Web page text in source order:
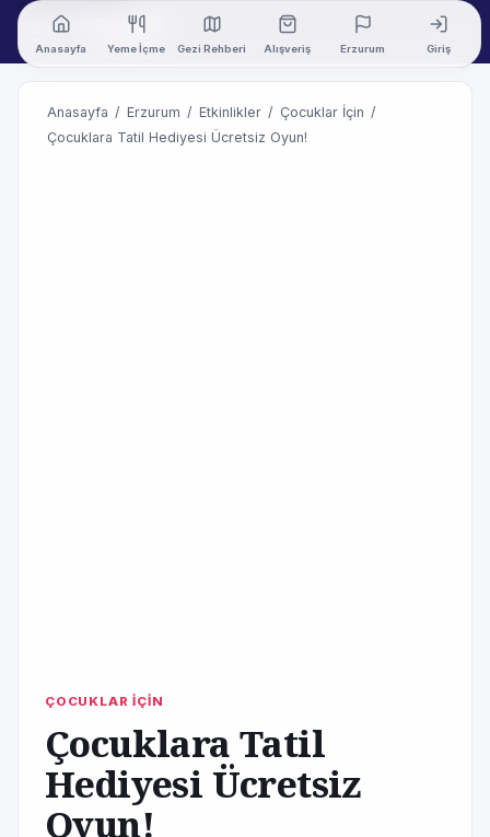
Anasayfa Yeme İçme Gezi Rehberi Alışveriş Erzurum Giriş
Anasayfa / Erzurum / Etkinlikler / Çocuklar İçin /
Çocuklara Tatil Hediyesi Ücretsiz Oyun!
ÇOCUKLAR İÇİN
Çocuklara Tatil
Hediyesi Ücretsiz
Oyun!